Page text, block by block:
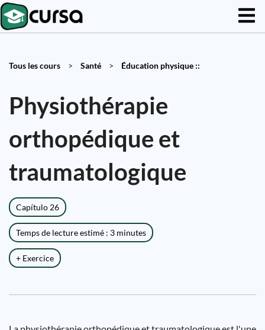
Tous les cours > Santé > Éducation physique ::
Physiothérapie
orthopédique et
traumatologique
Capítulo 26
Temps de lecture estimé : 3 minutes
+ Exercice